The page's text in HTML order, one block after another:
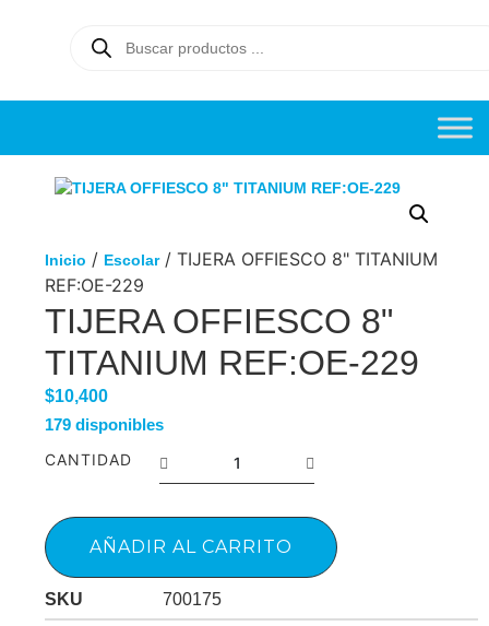
Inicio / Escolar/ TIJERA OFFIESCO 8" TITANIUM
REF:OE-229
TIJERA OFFIESCO 8"
TITANIUM REF:OE-229
$10,400
179 disponibles
CANTIDAD
AÑADIR AL CARRITO
SKU 700175